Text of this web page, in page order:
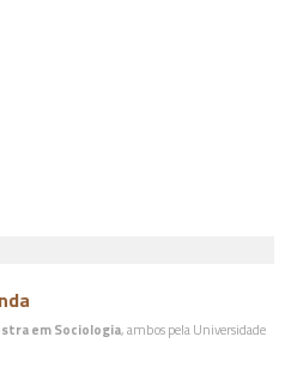
em Sociologia, ambos pela Universidade